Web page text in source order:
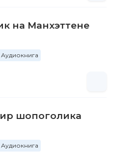
на Манхэттене
Аудиокнига
шопоголика
Аудиокнига